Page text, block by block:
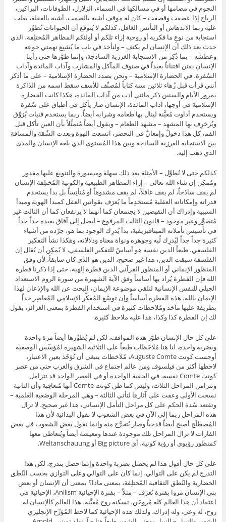
النجوم في مصامها أو في مسالكها في السماء، الزلازل، الطوفانات، البراكين،
الرياح إذا عصفت وقصفت – كان له موقف أشبه بالصمت، أشبه بالغفلة، يغلب
عليه ربما الاندهاش أو التأنس الغافل، كذلكم لا يُتوقَع أن الحيوانات تُطوِّر
استجابة من نوعٍ ما فكرية أو روحية إزاء تلكم أو أولئكم المظاهر المُختلِفة، الذي
حدث بعد ذلك أن الإنسان لم يكتف – ولنأخذ في باب ما يُشبِع نهمتي جوعه
وعطشه – بما ذُكِر من الاستجابة الغرزية الساذجة، وإنما طوَّرها حتى رأينا
الإنسان يفتن افتناناً بعيداً في صنوف المآكل والمشارب وآداب المائدة وآداب
السُفرة، في الحضارة الإسلامية – ونحن بصدد الحضارة الإسلامية – على ما أذكر
أنني قرأت قبل زُهاء ثلاثين سنة كتاباً لمُصنِّف للأسف سقط اسمه من الذاكرة
بمرور الأيام والسنين ذكر مائتي أدب من آداب المائدة، هكذا كانت الحضارة
الإسلامية في أوجها، آداب المائدة، الإنسان صار يأكل في أطباق على سُفرة
ويستخدم أداوت مُعيَّنة لينال بها طعامه وشرابه أيضاً، ربما يستخدم فنيات يُزوِّق
ويُزخرِف بها المشهد – مشهد الطعام – ويقول أيضاً مُتمثِّلاً بأن العين تأكل قبل
الفم، كل هذا دخولٌ وإمعانٌ في التحضر، اتسعت الهوة وبعدت الشُقة والمسافة
بين الاستجابة الغرزية الساذجة وبين هذا المُستوى الذي بلغه الإنسان والمدى
الذي ذهب إليه.
كذلكم حتى لا نُطوِّل – الأمثلة بعد ذلك سهلة وميسورة والتنويع عليها مقدور
ومُمكِن إن شاء الله تعالى – إزاء المظاهر الطبيعية والكونية المُختلِفة الإنسان
لم يقف ساذجاً، لم يقف غافلاً، لم يقف مشدوهاً أو مُتأنِساً بل بدأ يستخدم
قدراته وإمكاناته العقلية مُستخدِماً ما يُعرَف بقوانين العقل كمبدأ الهوية ومبدأ
السببية وإدراك أن النقيضين لا يجتمعان كما أنهما لا يرتفعان كما أن الثالث غير
مُتصوَّر وغير موجود – قانون الثالث المرفوع – ليصل إلى آفاق بعيدة جداً جداً
في تأسيس تأملاته الميتافيزيقية، بدأ يُدرِك الوجود بما هو، جرَّده من أشياء
كثيرة جداً جداً ليُدرِك لُبه وجوهره ونواة معناه ودلالاته، وهكذا نشأ التفكير
الفلسفي، طبعاً الدين نفسه هو أساسٌ للتفكير الفلسفي، لا يُمكِن أن يُقال إن
الفلسفة سبقت الدين، هذا غير صحيح، الدين هو الذي كان سابقاً، لأن وفق
المنظور الإيماني أو المنظور القرآني الدين فطرة إلهية، حتى إذا ذكرنا فطرة
الله فإن الفطرة يُراد بها أساساً وفق الآية الشهيرة من سورة الروم الاستعداد
الجبلي للنفس الإنسانية لتلقي موضوعة الإيمان، البحث عن الله والإذعان لهذا
الإيمان بالله، هذه الفطرة أساساً وإن توسَّع المُفكِّر الإسلامي المُعاصِر جداً
بطريقة عليها مآخذ ومُلاحَظات كثيرة في استخدام الفطرة بمعنى الغرائز، يقول
لك إن الفطرة كذا وكذا، هذا عليه ملاحظ كثيرة.
على كل حال الإنسان طوَّر هذه المواقف، لكن لم يُطوِّرها أيضاً مرة واحدة
وبضربة واحدة، لنا هنا مُلاحَظات طبعاً على الثلاثية الشهيرة لمُؤسِّس الوضعية
أوجست كونت Auguste Comte، مُلاحَظات ينبغي أن تُؤخَذ بعين الاعتبار،
لاحظها أكثر من فيلسوف ومن عالم اجتماع في الشرق والغرب حتى من عصر
كونت Comte نفسه، في الحقبة الواحدة أو في العصر الواحد قد تتزامل
وتتزامن المراحل الثلاث، وليس كما ظن كونت Comte أنها مُتعاقِبة وأن الثانية
نسخت الأولى وعفت على آثارها لتأتي الثالثة – وهي المرحلة الوضعية العلمية –
وتقتعد سُدة الحكم على كل مراحل التأمل الإنساني، هذا غير صحيح، لا تزال
هذه المراحل ربما إلى الآن في بعض الشعوب لا نقول البدائية لأن هذا
المُصطلَح أصبح أيضاً قدحياً وصار يُتحرَّج منه وإنما نقول بعض الشعوب في بعض
القارات لا تزال المراحل تلك موجودة عندها ومعيشة أيضاً ويُتعاطى معها
كمنظور رؤيوي أو رؤية كونية، أي Big picture أو Weltanschauung.
على كل حال أقول هذا لم يحصل بضربة واحدة وإنما حصل بتدرج، لكن هذا
التدرج لم يكن على التوالي، إنما كان على التوالي وعلى التوازي بحسب النُطق
الحضارية والنُطق الثقافية المُختلِفة، بمعنى ماذا؟ بمعنى أن الإنسان أو بعض
بني الإنسان مروا بفترة تُعرَف – مثلاً – بفترة الإحيائية Anilism، الإحيائية هي
اعتقاد أن هذا العالم كله مُروحَن، تسكنه روح مُعيَّنة، هذا العالم كالإنسان له
روح، له وعي، وله إدراك، ولذلك هذه الإحيائية كما لاحظ المُؤرِّخ الإنجليزي